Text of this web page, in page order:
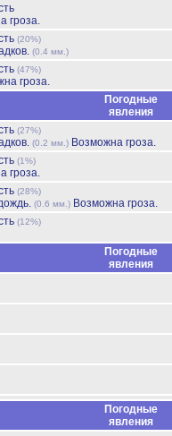
гроза.
(20%)
(0.4 мм.)
(47%)
гроза.
Погодные
явления
(27%)
(0.2 мм.) Возможна гроза.
(1%)
гроза.
(28%)
(0.6 мм.) Возможна гроза.
(12%)
Погодные
явления
Погодные
явления